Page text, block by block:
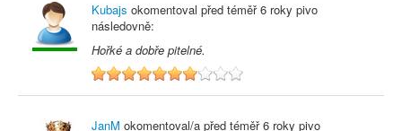
Kubajs okomentoval před téměř 6 roky pivo
následovně:
Hořké a dobře pitelné.
7
JanM okomentoval/a před téměř 6 roky pivo